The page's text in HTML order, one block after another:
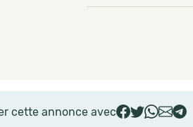
cette annonce avec